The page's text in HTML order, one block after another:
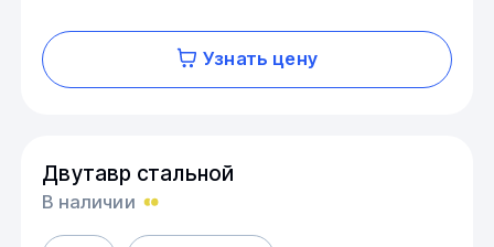
Узнать цену
Двутавр стальной
В наличии